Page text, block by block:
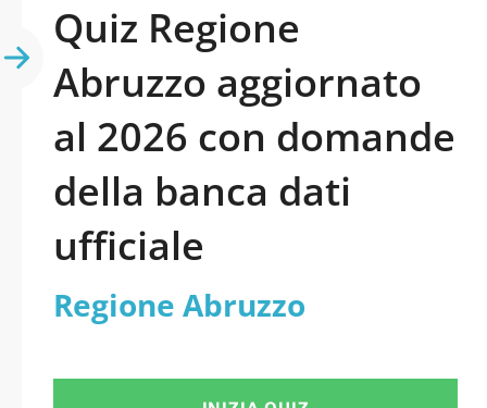
Quiz Regione
Abruzzo aggiornato
al 2026 con domande
della banca dati
ufficiale
Regione Abruzzo